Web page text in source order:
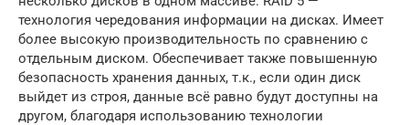
технология чередования информации на дисках. Имеет
более высокую производительность по сравнению с
отдельным диском. Обеспечивает также повышенную
безопасность хранения данных, т.к., если один диск
выйдет из строя, данные всё равно будут доступны на
другом, благодаря использованию технологии